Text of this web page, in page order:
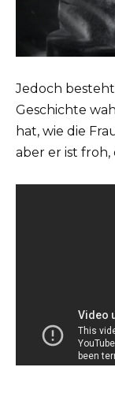
Jedoch
Geschichte
hat, wie die
aber er ist froh,